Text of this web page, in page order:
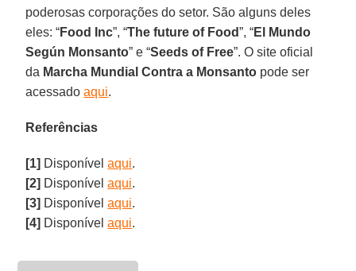
poderosas corporações do setor. São alguns deles
eles: “Food Inc”, “The future of Food”, “El Mundo
Según Monsanto” e “Seeds of Free”. O site oficial
da Marcha Mundial Contra a Monsanto pode ser
acessadoaqui.
Referências
[1] Disponívelaqui.
[2] Disponívelaqui.
[3] Disponívelaqui.
[4] Disponívelaqui.